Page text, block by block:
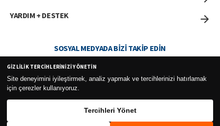
YARDIM + DESTEK
SOSYAL MEDYADA BIZI TAKIP EDIN
GIZLILIK TERCIHLERINIZI YÖNETIN
Site deneyimini iyileştirmek, analiz yapmak ve tercihlerinizi hatırlamak
için çerezler kullanıyoruz.
Tercihleri Yönet